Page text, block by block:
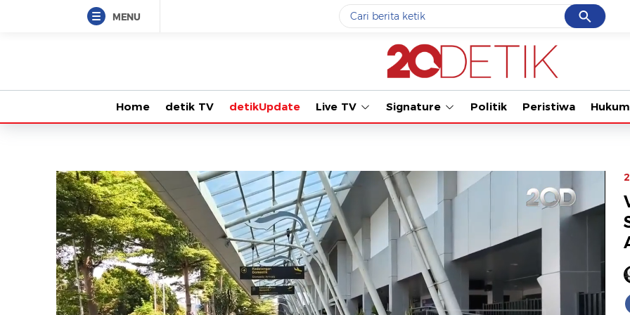
MENU Cancel
Yang sedang ramai dicari
#3streaming motogp
#5data live draw sgp
Promoted
Terakhir yang dicari
Loading...
Home detik TV detikUpdate Live TV Signature Politik Peristiwa Hukum